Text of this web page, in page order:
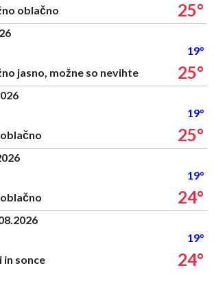
oblačno
25°
19°
jasno, možne so nevihte
25°
19°
25°
19°
24°
19°
in sonce
24°